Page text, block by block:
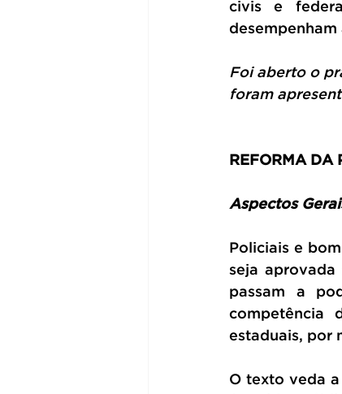
civis e
Foi aberto o
foram
REFORMA DA
Aspectos
Policiais e
seja aprovada
passam a
competência
estaduais, por
O texto veda